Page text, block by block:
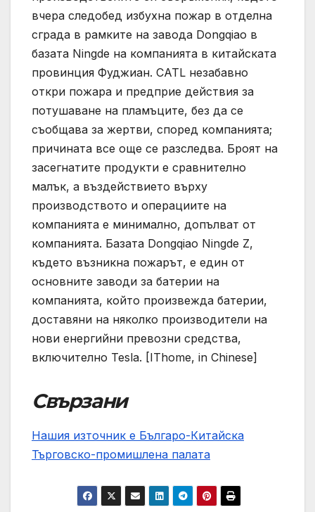
вчера следобед избухна пожар в отделна
сграда в рамките на завода Dongqiao в
базата Ningde на компанията в китайската
провинция Фуджиан. CATL незабавно
откри пожара и предприе действия за
потушаване на пламъците, без да се
съобщава за жертви, според компанията;
причината все още се разследва. Броят на
засегнатите продукти е сравнително
малък, а въздействието върху
производството и операциите на
компанията е минимално, допълват от
компанията. Базата Dongqiao Ningde Z,
където възникна пожарът, е един от
основните заводи за батерии на
компанията, който произвежда батерии,
доставяни на няколко производители на
нови енергийни превозни средства,
включително Tesla. [IThome, in Chinese]
Свързани
Нашия източник е Българо-Китайска
Търговско-промишлена палaта